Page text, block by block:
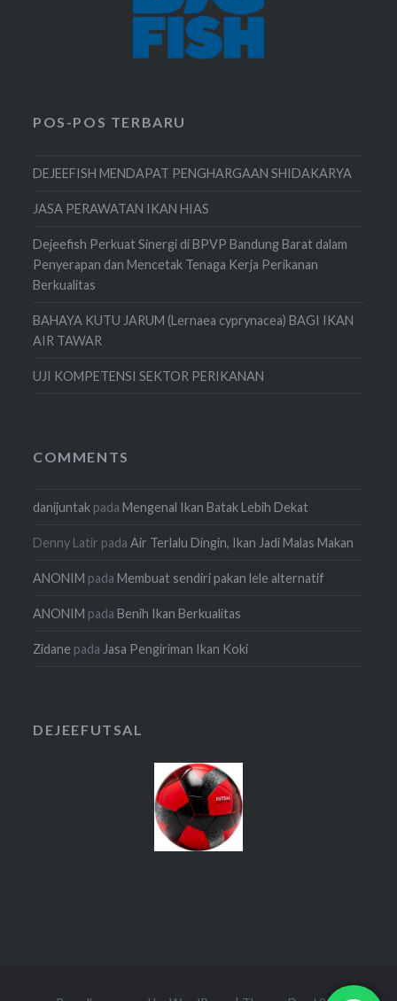
POS-POS TERBARU
DEJEEFISH MENDAPAT PENGHARGAAN SHIDAKARYA
JASA PERAWATAN IKAN HIAS
Dejeefish Perkuat Sinergi di BPVP Bandung Barat dalam
Penyerapan dan Mencetak Tenaga Kerja Perikanan
Berkualitas
BAHAYA KUTU JARUM (Lernaea cyprynacea) BAGI IKAN
AIR TAWAR
UJI KOMPETENSI SEKTOR PERIKANAN
COMMENTS
danijuntak padaMengenal Ikan Batak Lebih Dekat
Denny Latir padaAir Terlalu Dingin, Ikan Jadi Malas Makan
ANONIM padaMembuat sendiri pakan lele alternatif
ANONIM padaBenih Ikan Berkualitas
Zidane padaJasa Pengiriman Ikan Koki
DEJEEFUTSAL